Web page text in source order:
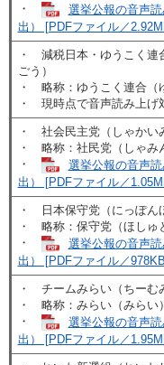
・
選挙公報の音声
出） [PDFファイル／
・ 減税日本・ゆうこく連
ごう）
・ 略称：ゆうこく連合（
・ 現時点で音声読み上げ
・ 社会民主党（しゃかい
・ 略称：社民党（しゃみ
・
選挙公報の音声
出） [PDFファイル／
・ 日本保守党（にっぽん
・ 略称：保守党（ほしゅ
・
選挙公報の音声
出） [PDFファイル／
・ チームみらい（ちーむ
・ 略称：みらい（みらい）
・
選挙公報の音声
出） [PDFファイル／